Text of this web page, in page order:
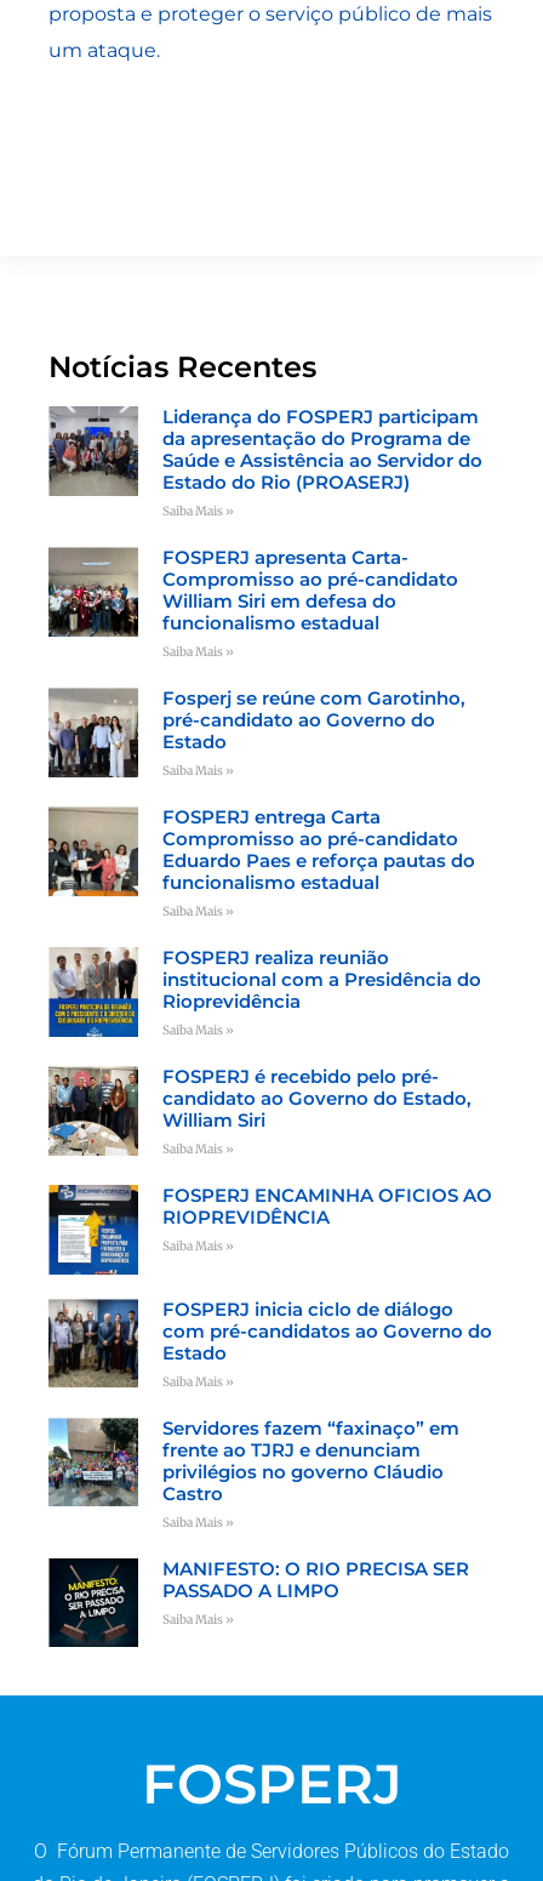
proposta e proteger o serviço público de mais
um ataque.
Notícias Recentes
Liderança do FOSPERJ participam
da apresentação do Programa de
Saúde e Assistência ao Servidor do
Estado do Rio (PROASERJ)
Saiba Mais »
FOSPERJ apresenta Carta-
Compromisso ao pré-candidato
William Siri em defesa do
funcionalismo estadual
Saiba Mais »
Fosperj se reúne com Garotinho,
pré-candidato ao Governo do
Estado
Saiba Mais »
FOSPERJ entrega Carta
Compromisso ao pré-candidato
Eduardo Paes e reforça pautas do
funcionalismo estadual
Saiba Mais »
FOSPERJ realiza reunião
institucional com a Presidência do
Rioprevidência
Saiba Mais »
FOSPERJ é recebido pelo pré-
candidato ao Governo do Estado,
William Siri
Saiba Mais »
FOSPERJ ENCAMINHA OFICIOS AO
RIOPREVIDÊNCIA
Saiba Mais »
FOSPERJ inicia ciclo de diálogo
com pré-candidatos ao Governo do
Estado
Saiba Mais »
Servidores fazem “faxinaço” em
frente ao TJRJ e denunciam
privilégios no governo Cláudio
Castro
Saiba Mais »
MANIFESTO: O RIO PRECISA SER
PASSADO A LIMPO
Saiba Mais »
FOSPERJ
O Fórum Permanente de Servidores Públicos do Estado